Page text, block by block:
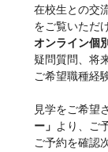
在校生との交
をご覧いただ
オンライン個
疑問質問、将
ご希望職種経
見学をご希望
ー」 より、ご
ご予約を確認